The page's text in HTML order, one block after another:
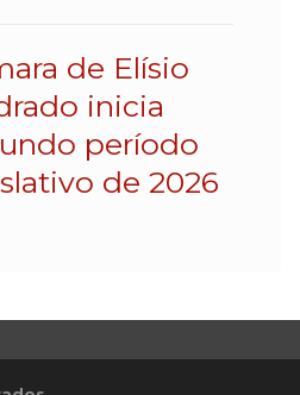
de Elísio
inicia
período
de 2026